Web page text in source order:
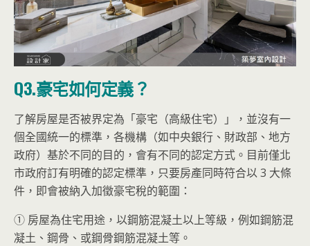
Q3.豪宅如何定義？
了解房屋是否被界定為「豪宅（高級住宅）」，並沒有一
個全國統一的標準，各機構（如中央銀行、財政部、地方
政府）基於不同的目的，會有不同的認定方式。目前僅北
市政府訂有明確的認定標準，只要房產同時符合以 3 大條
件，即會被納入加徵豪宅稅的範圍：
① 房屋為住宅用途，以鋼筋混凝土以上等級，例如鋼筋混
凝土、鋼骨、或鋼骨鋼筋混凝土等。